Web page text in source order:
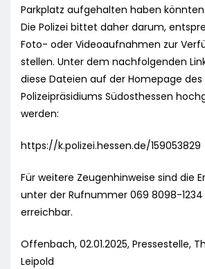
Parkplatz aufgehalten haben könnten.
Die Polizei bittet daher darum,
Foto- oder Videoaufnahmen zur
stellen. Unter dem nachfolgenden
diese Dateien auf der Homepage des
Polizeipräsidiums Südosthessen
werden:
https://k.polizei.hessen.de/159053829
Für weitere Zeugenhinweise sind die
unter der Rufnummer 069 8098-1234
erreichbar.
Offenbach, 02.01.2025, Pressestelle,
Leipold